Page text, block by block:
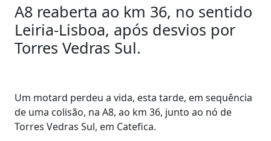
A8 reaberta ao km 36, no sentido
Leiria-Lisboa, após desvios por
Torres Vedras Sul.
Um motard perdeu a vida, esta tarde, em sequência
de uma colisão, na A8, ao km 36, junto ao nó de
Torres Vedras Sul, em Catefica.